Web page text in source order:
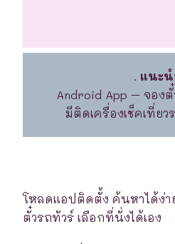
. แนะน
Android App – จอง
มีติดเครื่องเช็คเที่ย
โหลดแอปติดตั้ง ค้นหาได้ง่
ตั๋วรถทัวร์ เลือกที่นั่งได้เอง